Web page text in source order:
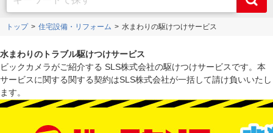
トップ 住宅設備・リフォーム 水まわりの駆けつけサービス
水まわりのトラブル駆けつけサービス
ビックカメラがご紹介する SLS株式会社の駆けつけサービスです。本
サービスに関する関する契約はSLS株式会社が一括して請け負いいたし
ます。